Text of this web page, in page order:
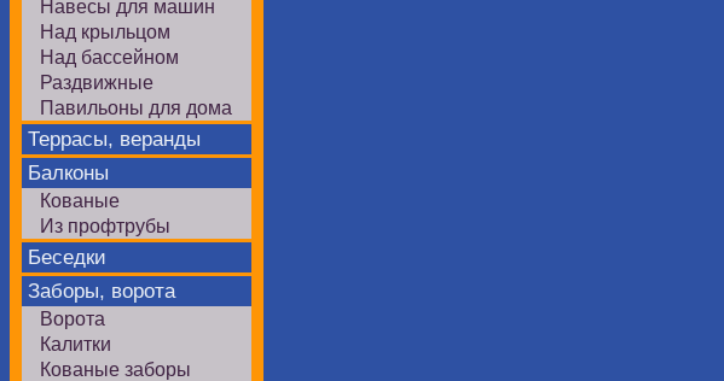
Навесы для машин
Над крыльцом
Над бассейном
Раздвижные
Павильоны для дома
Террасы, веранды
Балконы
Кованые
Из профтрубы
Беседки
Заборы, ворота
Ворота
Калитки
Кованые заборы